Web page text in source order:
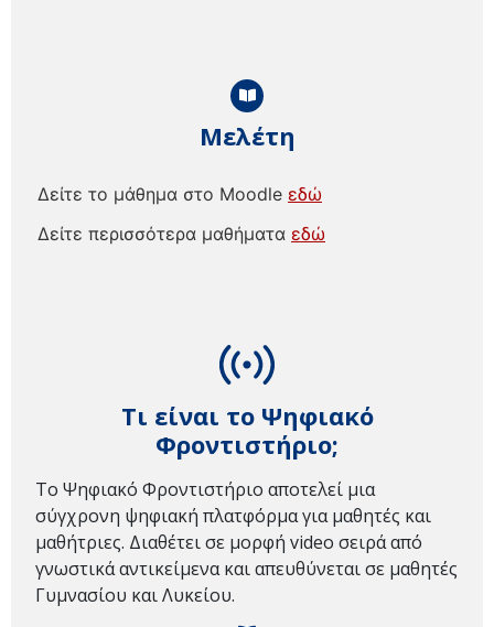
Τι είναι το Ψηφιακό
Φροντιστήριο;
Το Ψηφιακό Φροντιστήριο αποτελεί μια
σύγχρονη ψηφιακή πλατφόρμα για μαθητές και
μαθήτριες. Διαθέτει σε μορφή video σειρά από
γνωστικά αντικείμενα και απευθύνεται σε μαθητές
Γυμνασίου και Λυκείου.
Μελέτη
Δείτε το μάθημα στο Moodle εδώ
Δείτε περισσότερα μαθήματα εδώ